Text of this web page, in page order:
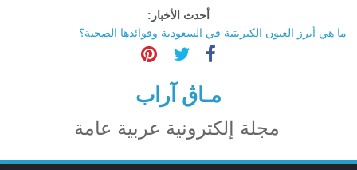
أحدث الأخبار:
ما هي أبرز العيون الكبريتية في السعودية وفوائدها الصحية؟
تاثير تقنية الميتافيرس على المجتمع
اكتشاف مدينة ضخمة تحت أهرامات الجيزة.. حقيقة أم خيال؟
ترامب: تقدم deepSeek الصينية في الذكاء الاصطناعي جرس إنذار
مـاڨ آراب
مجلة إلكترونية عربية عامة